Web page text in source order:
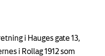
i Hauges gate 13,
i Rollag 1912 som